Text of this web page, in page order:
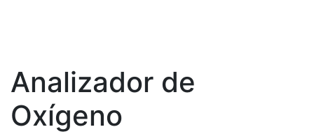
Analizador de
Oxígeno